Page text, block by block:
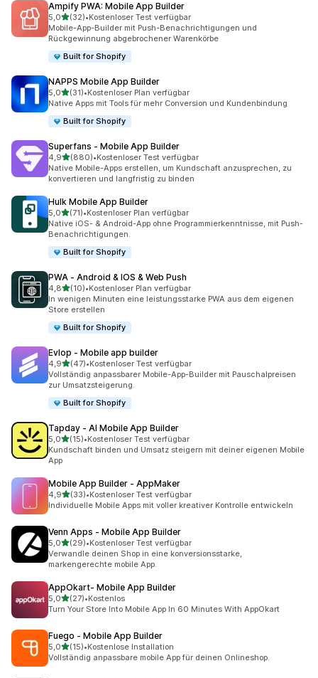
Ampify PWA: Mobile App Builder
5,0von 5 Sternen
(32)
32 Rezensionen insgesamt
•Kostenloser Test verfügbar
Mobile-App-Builder mit Push-Benachrichtigungen und
Rückgewinnung abgebrochener Warenkörbe
Built for Shopify
NAPPS Mobile App Builder
5,0von 5 Sternen
(31)
31 Rezensionen insgesamt
•Kostenloser Plan verfügbar
Native Apps mit Tools für mehr Conversion und Kundenbindung
Built for Shopify
Superfans ‑ Mobile App Builder
4,9von 5 Sternen
(880)
880 Rezensionen insgesamt
•Kostenloser Test verfügbar
Native Mobile-Apps erstellen, um Kundschaft anzusprechen, zu
konvertieren und langfristig zu binden
Hulk Mobile App Builder
5,0von 5 Sternen
(71)
71 Rezensionen insgesamt
•Kostenloser Plan verfügbar
Native iOS- & Android-App ohne Programmierkenntnisse, mit Push-
Benachrichtigungen.
Built for Shopify
PWA ‑ Android & IOS & Web Push
4,8von 5 Sternen
(10)
10 Rezensionen insgesamt
•Kostenloser Plan verfügbar
In wenigen Minuten eine leistungsstarke PWA aus dem eigenen
Store erstellen
Built for Shopify
Evlop ‑ Mobile app builder
4,9von 5 Sternen
(47)
47 Rezensionen insgesamt
•Kostenloser Test verfügbar
Vollständig anpassbarer Mobile-App-Builder mit Pauschalpreisen
zur Umsatzsteigerung.
Built for Shopify
Tapday ‑ AI Mobile App Builder
5,0von 5 Sternen
(15)
15 Rezensionen insgesamt
•Kostenloser Test verfügbar
Kundschaft binden und Umsatz steigern mit deiner eigenen Mobile
App
Mobile App Builder ‑ AppMaker
4,9von 5 Sternen
(33)
33 Rezensionen insgesamt
•Kostenloser Test verfügbar
Individuelle Mobile Apps mit voller kreativer Kontrolle entwickeln
Venn Apps ‑ Mobile App Builder
5,0von 5 Sternen
(29)
29 Rezensionen insgesamt
•Kostenloser Test verfügbar
Verwandle deinen Shop in eine konversionsstarke,
markengerechte mobile App.
AppOkart‑ Mobile App Builder
5,0von 5 Sternen
(27)
27 Rezensionen insgesamt
•Kostenlos
Turn Your Store Into Mobile App In 60 Minutes With AppOkart
Fuego ‑ Mobile App Builder
5,0von 5 Sternen
(15)
15 Rezensionen insgesamt
•Kostenlose Installation
Vollständig anpassbare mobile App für deinen Onlineshop.